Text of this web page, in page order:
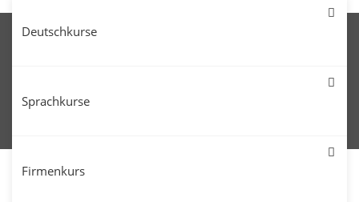
Deutschkurse
Sprachkurse
Firmenkurs
Abend-, Privat-, Intensivkurs